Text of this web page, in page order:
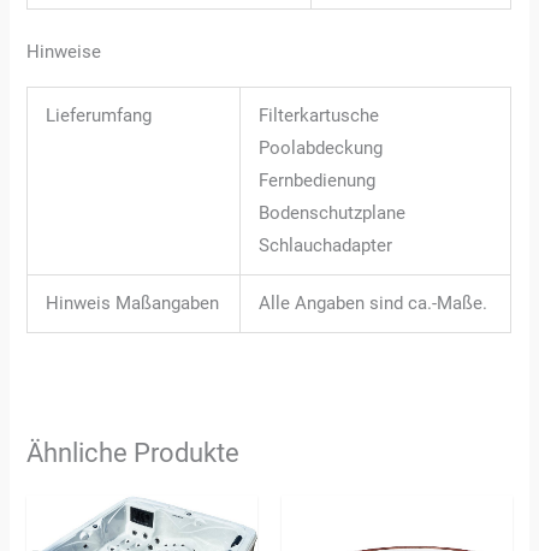
Hinweise
Lieferumfang
Filterkartusche
Poolabdeckung
Fernbedienung
Bodenschutzplane
Schlauchadapter
Hinweis Maßangaben Alle Angaben sind ca.-Maße.
Ähnliche Produkte